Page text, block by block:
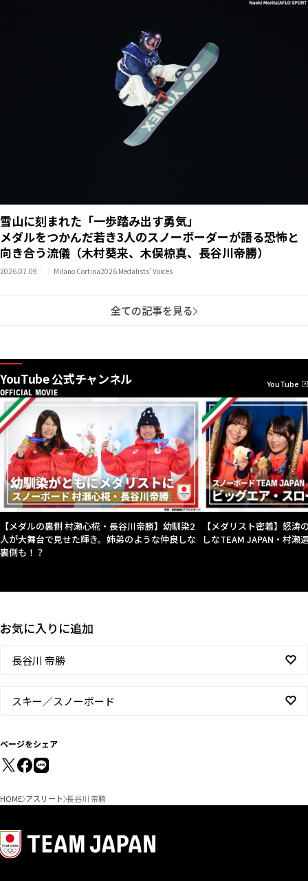
雪山に刻まれた「一歩踏み出す勇気」
メダルをつかんだ若き3人のスノーボーダーが語る恐怖と
向き合う流儀（木村葵来、木俣椋真、長谷川帝勝）
2026.07.09 Milano Cortina2026 Medalists’ Voices
全ての記事を見る
YouTube 公式チャンネル
OFFICIAL MOVIE
YouTube
【メダルの裏側 村瀬心椛・長谷川帝勝】幼馴染2
人が大舞台で見せた輝き。姉弟のような仲良しな
裏側も！？
【メダリスト密着】怒涛
しなTEAM JAPAN・村瀬
お気に入りに追加
長谷川 帝勝
スキー／スノーボード
ページをシェア
HOME アスリート 長谷川 帝勝